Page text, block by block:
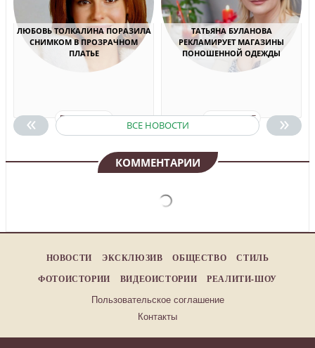
« »
ЛЮБОВЬ ТОЛКАЛИНА ПОРАЗИЛА
СНИМКОМ В ПРОЗРАЧНОМ
ПЛАТЬЕ
ПОДРОБНЕЕ
ТАТЬЯНА БУЛАНОВА
РЕКЛАМИРУЕТ МАГАЗИНЫ
ПОНОШЕННОЙ ОДЕЖДЫ
ПОДРОБНЕЕ
ВСЕ НОВОСТИ
КОММЕНТАРИИ
НОВОСТИ ЭКСКЛЮЗИВ ОБЩЕСТВО
СТИЛЬ
ФОТОИСТОРИИ
ВИДЕОИСТОРИИ РЕАЛИТИ-ШОУ
Пользовательское соглашение
Контакты